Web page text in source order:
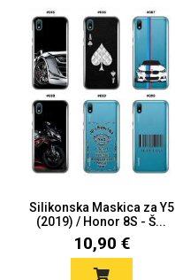
Silikonska Maskica za Y5
(2019) / Honor 8S - Š...
10,90 €